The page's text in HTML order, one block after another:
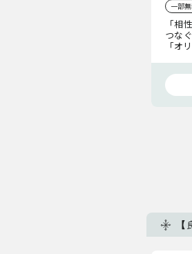
一部
「相
つな
「オ